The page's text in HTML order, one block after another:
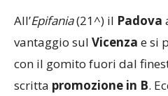
All’Epifania(21^) il Padova
vantaggio sul Vicenza e si
con il gomito fuori dal
scritta promozione in B.